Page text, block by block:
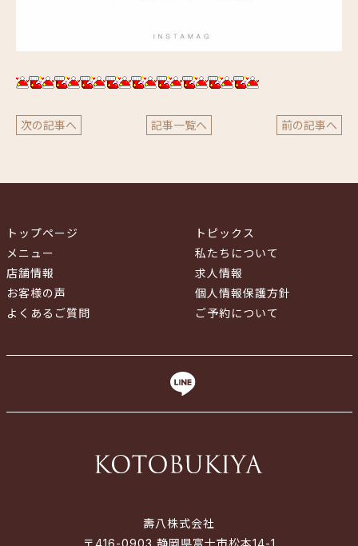
次の記事へ 記事一覧へ 前の記事へ
トップページ
メニュー
店舗情報
お客様の声
よくあるご質問
トピックス
私たちについて
求人情報
個人情報保護方針
ご予約について
壽八株式会社
〒416-0903 静岡県富士市松本14-1